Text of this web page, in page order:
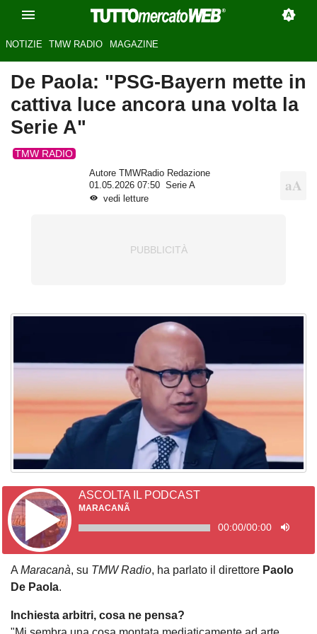
NOTIZIE TMW RADIO MAGAZINE
De Paola: "PSG-Bayern mette in
cattiva luce ancora una volta la
Serie A"
TMW RADIO
Autore TMWRadio Redazione
01.05.2026 07:50
Serie A
vedi letture
ASCOLTA IL PODCAST
MARACANÃ
00:00/00:00
A Maracanà, su TMW Radio, ha parlato il direttore Paolo
De Paola.
Inchiesta arbitri, cosa ne pensa?